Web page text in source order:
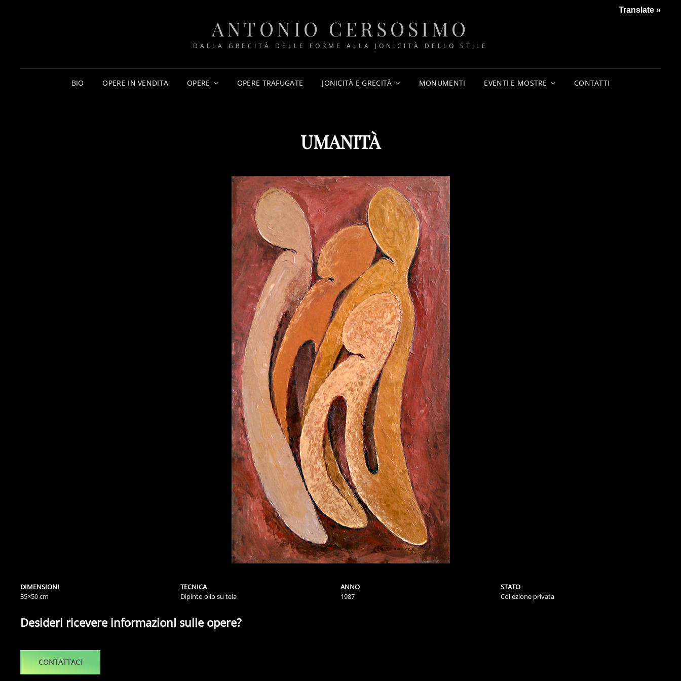
ANTONIO CERSOSIMO
DALLA GRECITÀ DELLE FORME ALLA JONICITÀ DELLO STILE
BIO OPERE IN VENDITA OPERE OPERE TRAFUGATE JONICITÀ E GRECITÀ MONUMENTI EVENTI E MOSTRE CONTATTI
UMANITÀ
DIMENSIONI
35×50 cm
TECNICA
Dipinto olio su tela
ANNO
1987
STATO
Collezione privata
Desideri ricevere informazionI sulle opere?
CONTATTACI
Translate »